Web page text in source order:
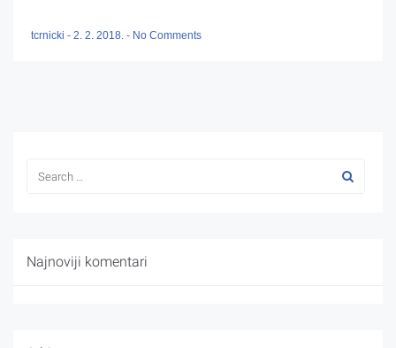
tcrnicki - 2. 2. 2018. - No Comments
Najnoviji komentari